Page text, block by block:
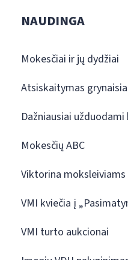
NAUDINGA
Mokesčiai ir jų dydžiai
Atsiskaitymas
Dažniausiai
Mokesčių ABC
Viktorina moksleiviams
VMI kviečia į
VMI turto aukcionai